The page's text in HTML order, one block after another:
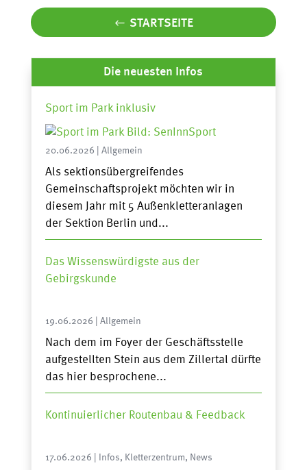
STARTSEITE
Die neuesten Infos
Sport im Park inklusiv
20.06.2026 Allgemein
Als sektionsübergreifendes
Gemeinschaftsprojekt möchten wir in
diesem Jahr mit 5 Außenkletteranlagen
der Sektion Berlin und...
Das Wissenswürdigste aus der
Gebirgskunde
19.06.2026 Allgemein
Nach dem im Foyer der Geschäftsstelle
aufgestellten Stein aus dem Zillertal dürfte
das hier besprochene...
Kontinuierlicher Routenbau & Feedback
17.06.2026 Infos, Kletterzentrum, News